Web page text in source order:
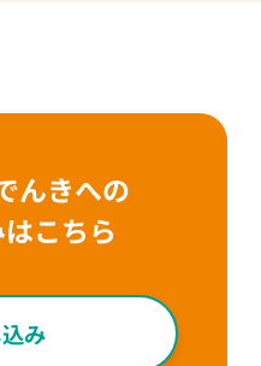
んきへの
こちら
み